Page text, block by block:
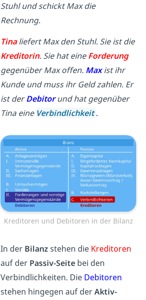
Stuhl und schickt Max die
Rechnung.
Tinaliefert Max den Stuhl. Sie ist die
Kreditorin. Sie hat eineForderung
gegenüber Max offen. Maxist ihr
Kunde und muss ihr Geld zahlen. Er
ist derDebitorund hat gegenüber
Tina eine Verbindlichkeit .
Kreditoren und Debitoren in der Bilanz
In der Bilanzstehen die Kreditoren
auf der Passiv-Seite bei den
Verbindlichkeiten. Die Debitoren
stehen hingegen auf derAktiv-